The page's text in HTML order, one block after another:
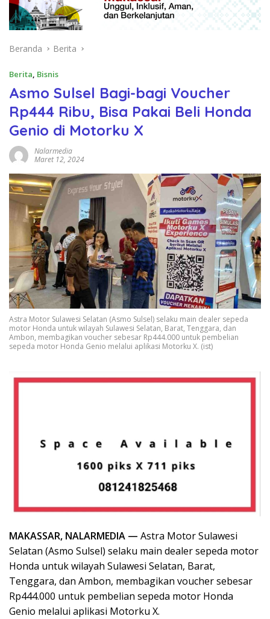
Beranda Berita
Berita, Bisnis
Asmo Sulsel Bagi-bagi Voucher
Rp444 Ribu, Bisa Pakai Beli Honda
Genio di Motorku X
Nalarmedia
Maret 12, 2024
Astra Motor Sulawesi Selatan (Asmo Sulsel) selaku main dealer sepeda
motor Honda untuk wilayah Sulawesi Selatan, Barat, Tenggara, dan
Ambon, membagikan voucher sebesar Rp444.000 untuk pembelian
sepeda motor Honda Genio melalui aplikasi Motorku X. (ist)
MAKASSAR, NALARMEDIA — Astra Motor Sulawesi
Selatan (Asmo Sulsel) selaku main dealer sepeda motor
Honda untuk wilayah Sulawesi Selatan, Barat,
Tenggara, dan Ambon, membagikan voucher sebesar
Rp444.000 untuk pembelian sepeda motor Honda
Genio melalui aplikasi Motorku X.